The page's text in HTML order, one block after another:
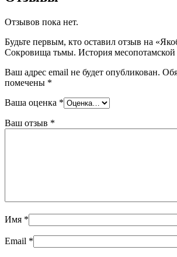
Отзывов пока нет.
Будьте первым, кто оставил отзыв на
Сокровища тьмы. История месопотамской
Ваш адрес email не будет опубликован.
помечены *
Ваша оценка *
Ваш отзыв *
Имя *
Email *